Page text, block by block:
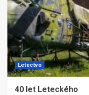
Letectvo
40 let Leteckého